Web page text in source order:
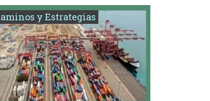
y Estrategias